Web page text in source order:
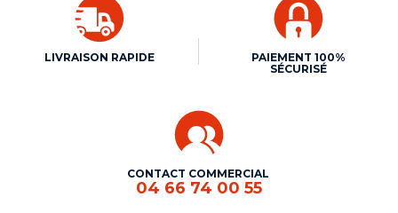
LIVRAISON RAPIDE
PAIEMENT 100%
SÉCURISÉ
CONTACT COMMERCIAL
04 66 74 00 55